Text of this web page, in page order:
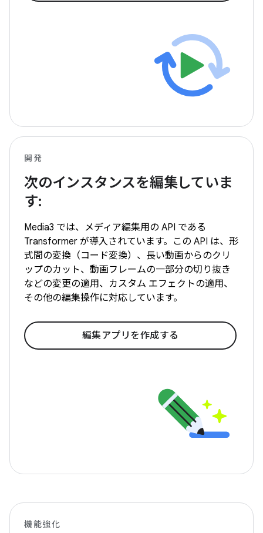
開発
次のインスタンスを編集していま
す:
Media3 では、メディア編集用の API である
Transformer が導入されています。この API は、形
式間の変換（コード変換）、長い動画からのクリ
ップのカット、動画フレームの一部分の切り抜き
などの変更の適用、カスタム エフェクトの適用、
その他の編集操作に対応しています。
編集アプリを作成する
機能強化